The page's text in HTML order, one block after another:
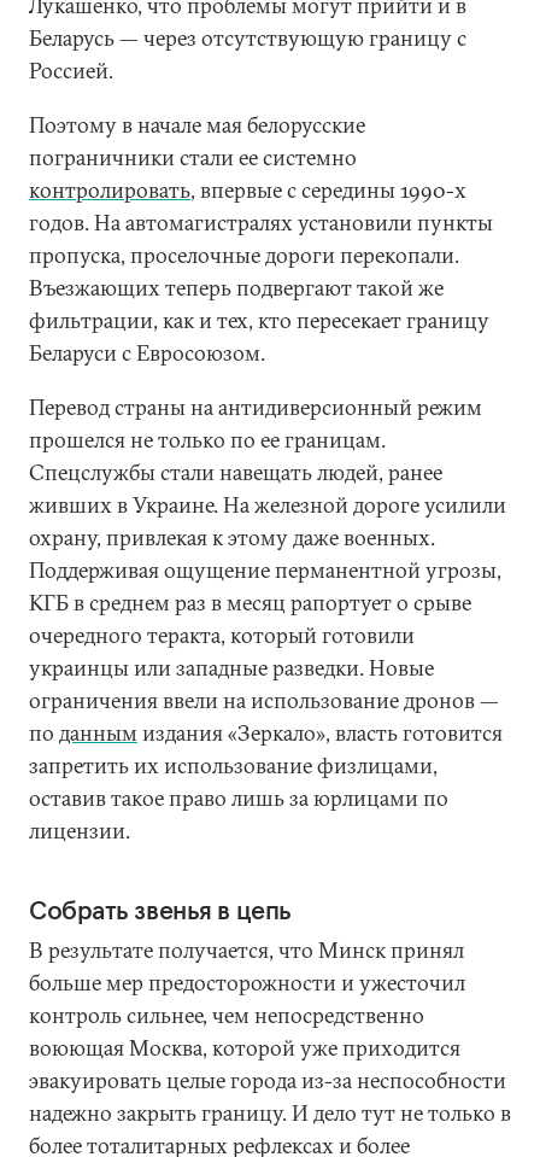
Беларусь — через отсутствующую границу с
Россией.
Поэтому в начале мая белорусские
пограничники стали ее системно
контролировать, впервые с середины 1990-х
годов. На автомагистралях установили пункты
пропуска, проселочные дороги перекопали.
Въезжающих теперь подвергают такой же
фильтрации, как и тех, кто пересекает границу
Беларуси с Евросоюзом.
Перевод страны на антидиверсионный режим
прошелся не только по ее границам.
Спецслужбы стали навещать людей, ранее
живших в Украине. На железной дороге усилили
охрану, привлекая к этому даже военных.
Поддерживая ощущение перманентной угрозы,
КГБ в среднем раз в месяц рапортует о срыве
очередного теракта, который готовили
украинцы или западные разведки. Новые
ограничения ввели на использование дронов —
по данным издания «Зеркало», власть готовится
запретить их использование физлицами,
оставив такое право лишь за юрлицами по
лицензии.
Собрать звенья в цепь
В результате получается, что Минск принял
больше мер предосторожности и ужесточил
контроль сильнее, чем непосредственно
воюющая Москва, которой уже приходится
эвакуировать целые города из-за неспособности
надежно закрыть границу. И дело тут не только в
более тоталитарных рефлексах и более